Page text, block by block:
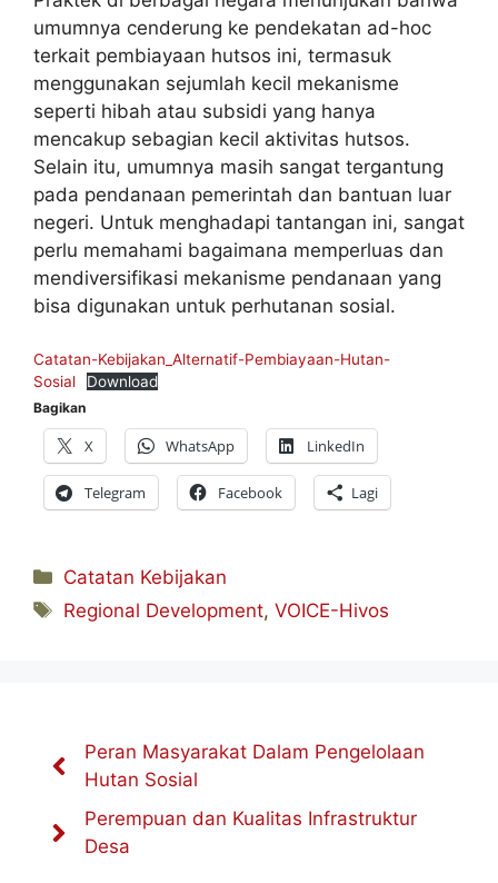
umumnya cenderung ke pendekatan ad-hoc
terkait pembiayaan hutsos ini, termasuk
menggunakan sejumlah kecil mekanisme
seperti hibah atau subsidi yang hanya
mencakup sebagian kecil aktivitas hutsos.
Selain itu, umumnya masih sangat tergantung
pada pendanaan pemerintah dan bantuan luar
negeri. Untuk menghadapi tantangan ini, sangat
perlu memahami bagaimana memperluas dan
mendiversifikasi mekanisme pendanaan yang
bisa digunakan untuk perhutanan sosial.
Catatan-Kebijakan_Alternatif-Pembiayaan-Hutan-
Sosial
Download
Bagikan
X WhatsApp LinkedIn
Telegram Facebook Lagi
Kategori
Catatan Kebijakan
Tag
Regional Development,VOICE-Hivos
Peran Masyarakat Dalam Pengelolaan
Hutan Sosial
Perempuan dan Kualitas Infrastruktur
Desa